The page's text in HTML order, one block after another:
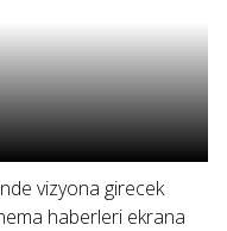
vizyona girecek
haberleri ekrana